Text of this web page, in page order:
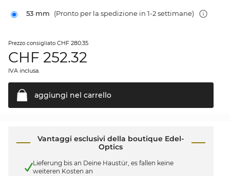
53 mm (Pronto per la spedizione in 1-2 settimane)
Prezzo consigliato CHF 280.35
CHF 252.32
IVA inclusa.
aggiungi nel carrello
Vantaggi esclusivi della boutique Edel-
Optics
Lieferung bis an Deine Haustür, es fallen keine
weiteren Kosten an